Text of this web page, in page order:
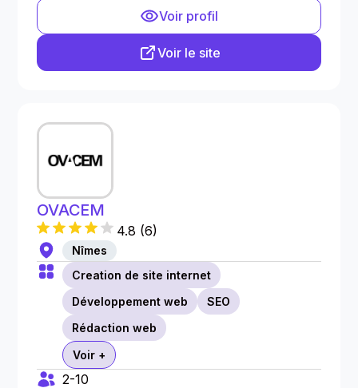
Voir profil
Voir le site
OVACEM
4.8 (6)
Nîmes
Creation de site internet
Développement web
SEO
Rédaction web
Voir +
2-10